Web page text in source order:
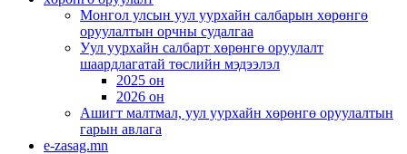
Монгол улсын уул уурхайн салбарын хөрөнгө
оруулалтын орчны судалгаа
Уул уурхайн салбарт хөрөнгө оруулалт
шаардлагатай төслийн мэдээлэл
2025 он
2026 он
Ашигт малтмал, уул уурхайн хөрөнгө оруулалтын
гарын авлага
e-zasag.mn